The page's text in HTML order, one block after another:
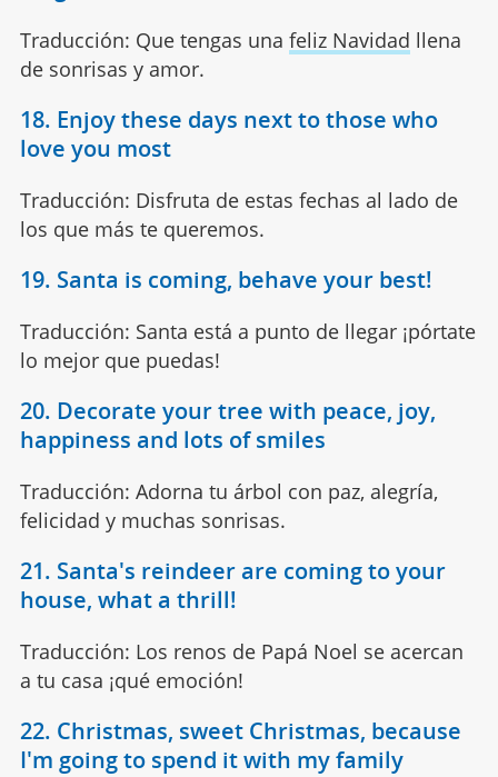
Traducción: Que tengas una feliz Navidad llena
de sonrisas y amor.
18. Enjoy these days next to those who
love you most
Traducción: Disfruta de estas fechas al lado de
los que más te queremos.
19. Santa is coming, behave your best!
Traducción: Santa está a punto de llegar ¡pórtate
lo mejor que puedas!
20. Decorate your tree with peace, joy,
happiness and lots of smiles
Traducción: Adorna tu árbol con paz, alegría,
felicidad y muchas sonrisas.
21. Santa's reindeer are coming to your
house, what a thrill!
Traducción: Los renos de Papá Noel se acercan
a tu casa ¡qué emoción!
22. Christmas, sweet Christmas, because
I'm going to spend it with my family